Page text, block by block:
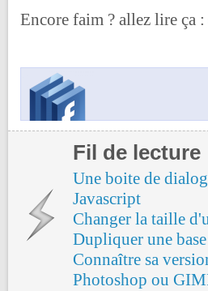
Encore faim ? allez lire ça :
Fil de lecture
Une boite de
Javascript
Changer la taille
Dupliquer une
Connaître sa
Photoshop ou